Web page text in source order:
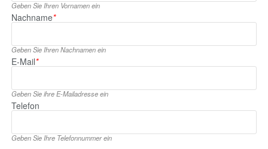
Geben Sie Ihren Vornamen ein
Nachname*
Geben Sie Ihren Nachnamen ein
E‑Mail*
Geben Sie ihre E‑Mailadresse ein
Telefon
Geben Sie Ihre Telefonnummer ein